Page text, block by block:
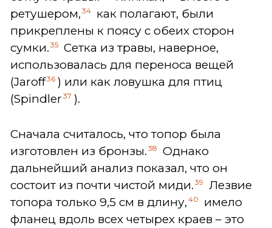
ретушером, 34
как полагают, были
прикреплены к поясу с обеих сторон
сумки. 35 Сетка из травы, наверное,
использовалась для переноса вещей
(Jaroff36 ) или как ловушка для птиц
(Spindler 37 ).
Сначала считалось, что топор была
изготовлен из бронзы. 38
Однако
дальнейший анализ показал, что он
состоит из почти чистой миди. 39
Лезвие
топора только 9,5 см в длину, 40
имело
фланец вдоль всех четырех краев – это